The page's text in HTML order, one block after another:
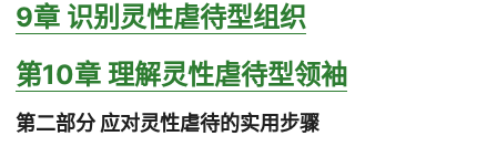
9章 识别灵性虐待型组织
第10章 理解灵性虐待型领袖
第二部分 应对灵性虐待的实用步骤